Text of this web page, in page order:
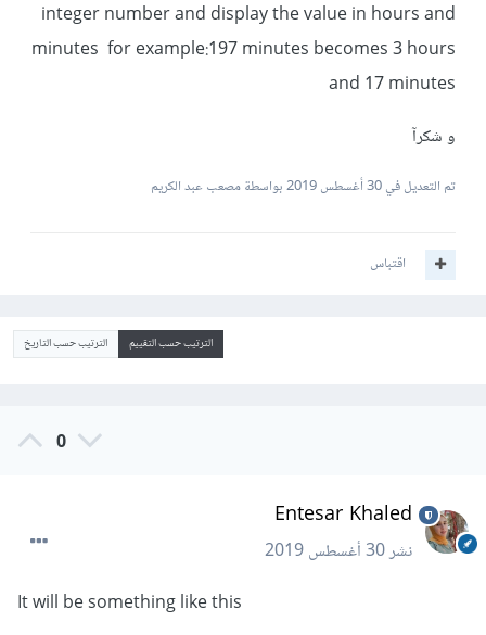
integer number and display the value in hours and
minutes for example:197 minutes becomes 3 hours
and 17 minutes
و شكرآ
تم التعديل في30 أغسطس 2019 بواسطة مصعب عبد الكريم
اقتباس
الترتيب حسب التقييم الترتيب حسب التاريخ
0
Entesar Khaled
نشر30 أغسطس 2019
It will be something like this